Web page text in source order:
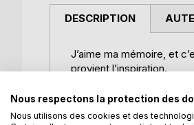
DESCRIPTION
J’aime ma mémoire, et
provient l’inspiration.
L’inspiration ? C’est à
bonté, pour évoquer le
Car il faudra bien sortir
Nous respectons la protection des
Nous utilisons des cookies et des